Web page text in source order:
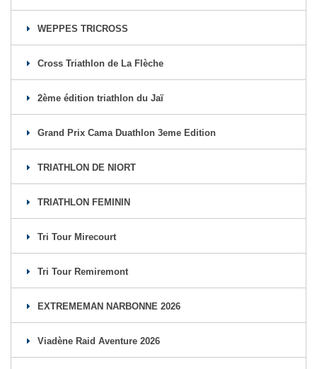
WEPPES TRICROSS
Cross Triathlon de La Flèche
2ème édition triathlon du Jaï
Grand Prix Cama Duathlon 3eme Edition
TRIATHLON DE NIORT
TRIATHLON FEMININ
Tri Tour Mirecourt
Tri Tour Remiremont
EXTREMEMAN NARBONNE 2026
Viadène Raid Aventure 2026